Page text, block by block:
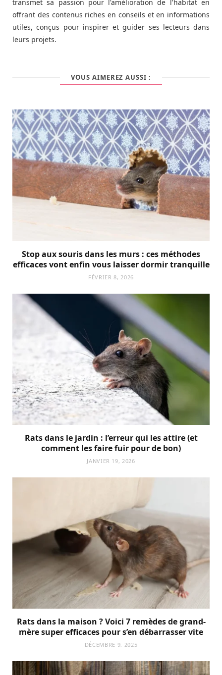
transmet sa passion pour l'amélioration de l'habitat en
offrant des contenus riches en conseils et en informations
utiles, conçus pour inspirer et guider ses lecteurs dans
leurs projets.
VOUS AIMEREZ AUSSI :
Stop aux souris dans les murs : ces méthodes
efficaces vont enfin vous laisser dormir tranquille
FÉVRIER 8, 2026
Rats dans le jardin : l’erreur qui les attire (et
comment les faire fuir pour de bon)
JANVIER 19, 2026
Rats dans la maison ? Voici 7 remèdes de grand-
mère super efficaces pour s’en débarrasser vite
DÉCEMBRE 9, 2025